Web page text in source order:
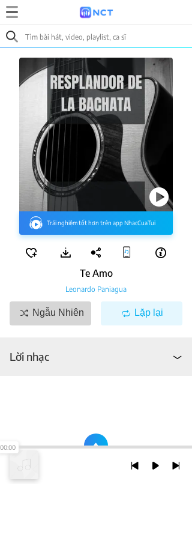
Trải nghiệm tốt hơn trên app NhacCuaTui
Te Amo
Leonardo Paniagua
Ngẫu Nhiên Lặp lại
Lời nhạc
00:00